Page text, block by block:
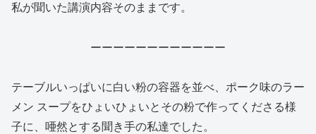
私が聞いた講演内容そのままです。
ーーーーーーーーーーーー
テーブルいっぱいに白い粉の容器を並べ、ポーク味のラー
メン スープをひょいひょいとその粉で作ってくださる様
子に、唖然とする聞き手の私達でした。